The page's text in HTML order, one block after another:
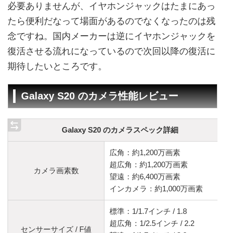
必要ありませんが、イヤホンジャックはたまにあっ
たら便利だなって場面があるのでなくなったのは残
念ですね。国内メーカーは逆にイヤホンジャックを
復活させる流れになっているので次回以降の復活に
期待したいところです。
Galaxy S20 のカメラ性能レビュー
Galaxy S20 のカメラスペック詳細
カメラ画素数
広角：約1,200万画素
超広角：約1,200万画素
望遠：約6,400万画素
インカメラ：約1,000万画素
センサーサイズ / F値
標準：1/1.7インチ / 1.8
超広角：1/2.5インチ / 2.2